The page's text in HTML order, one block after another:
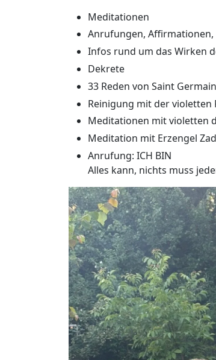
Meditationen
Anrufungen, Affirmationen,
Infos rund um das Wirken
Dekrete
33 Reden von Saint Germain
Reinigung mit der violetten
Meditationen mit violetten
Meditation mit Erzengel
Anrufung: ICH BIN
Alles kann, nichts muss